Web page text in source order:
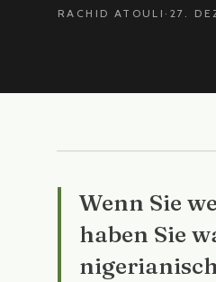
RACHID ATOULI · 27.
Wenn Sie
haben Sie